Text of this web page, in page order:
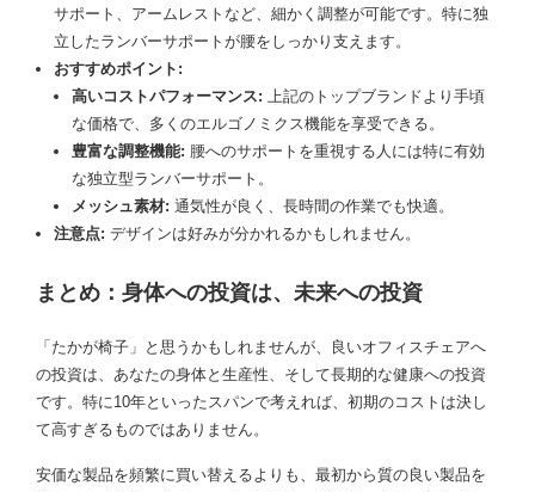
サポート、アームレストなど、細かく調整が可能です。特に独
立したランバーサポートが腰をしっかり支えます。
おすすめポイント:
高いコストパフォーマンス: 上記のトップブランドより手頃
な価格で、多くのエルゴノミクス機能を享受できる。
豊富な調整機能: 腰へのサポートを重視する人には特に有効
な独立型ランバーサポート。
メッシュ素材: 通気性が良く、長時間の作業でも快適。
注意点: デザインは好みが分かれるかもしれません。
まとめ：身体への投資は、未来への投資
「たかが椅子」と思うかもしれませんが、良いオフィスチェアへ
の投資は、あなたの身体と生産性、そして長期的な健康への投資
です。特に10年といったスパンで考えれば、初期のコストは決し
て高すぎるものではありません。
安価な製品を頻繁に買い替えるよりも、最初から質の良い製品を